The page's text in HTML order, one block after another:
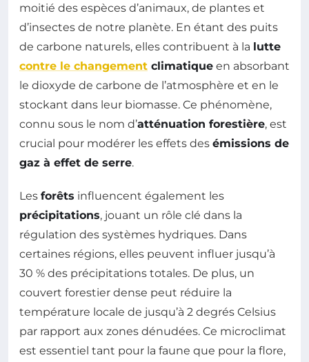
moitié des espèces d’animaux, de plantes et
d’insectes de notre planète. En étant des puits
de carbone naturels, elles contribuent à la lutte
contre le changement climatique en absorbant
le dioxyde de carbone de l’atmosphère et en le
stockant dans leur biomasse. Ce phénomène,
connu sous le nom d’atténuation forestière, est
crucial pour modérer les effets des émissions de
gaz à effet de serre.
Les forêts influencent également les
précipitations, jouant un rôle clé dans la
régulation des systèmes hydriques. Dans
certaines régions, elles peuvent influer jusqu’à
30 % des précipitations totales. De plus, un
couvert forestier dense peut réduire la
température locale de jusqu’à 2 degrés Celsius
par rapport aux zones dénudées. Ce microclimat
est essentiel tant pour la faune que pour la flore,